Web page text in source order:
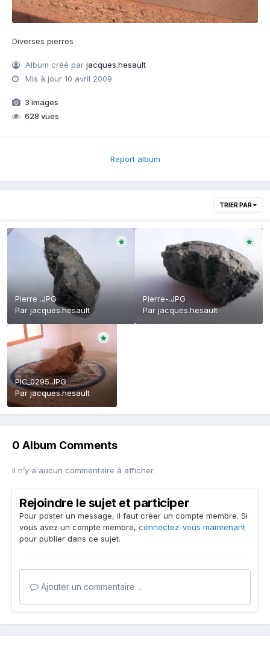
Diverses pierres
Album créé parjacques.hesault
Mis à jour10 avril 2009
3 images
628 vues
Report album
TRIER PAR
Pierre .JPG
Par jacques.hesault
Pierre-.JPG
Par jacques.hesault
PIC_0295.JPG
Parjacques.hesault
0 Album Comments
Il n’y a aucun commentaire à afficher.
Rejoindre le sujet et participer
Pour poster un message, il faut créer un compte membre. Si
vous avez un compte membre, connectez-vous maintenant
pour publier dans ce sujet.
Ajouter un commentaire…